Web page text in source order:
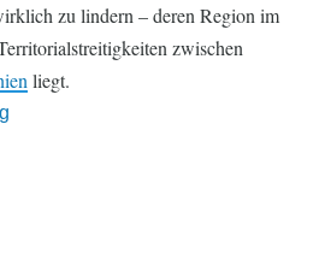
zu lindern – deren Region im
zwischen
liegt.